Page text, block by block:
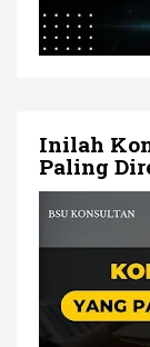
Inilah
Paling